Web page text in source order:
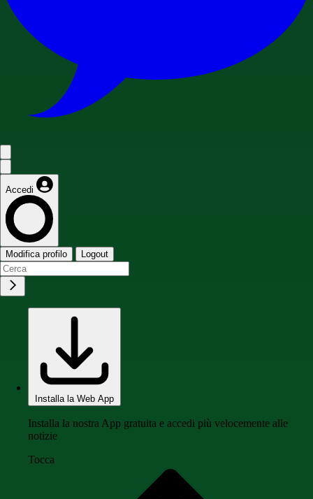
Accedi
Modifica profilo Logout
Installa la Web App
Installa la nostra App gratuita e accedi più velocemente alle
notizie
Tocca